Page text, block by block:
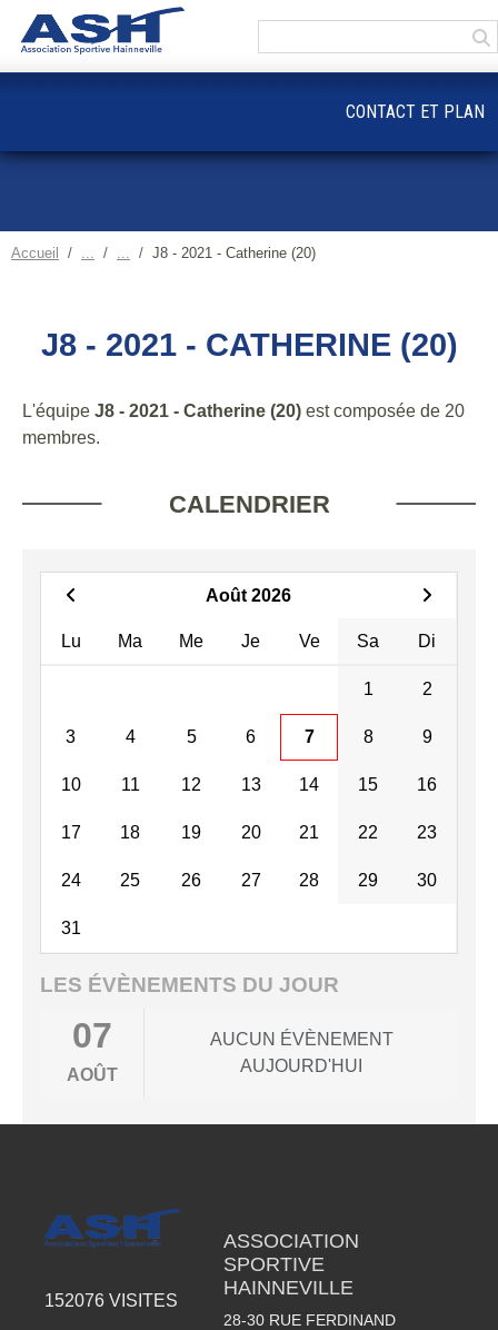
Accueil J8 - 2021 - Catherine (20)
J8 - 2021 - CATHERINE (20)
L'équipe J8 - 2021 - Catherine (20) est composée de 20
membres.
CALENDRIER
Août 2026
Lu Ma Me Je Ve Sa Di
1 2
3 4 5 6 7 8 9
10 11 12 13 14 15 16
17 18 19 20 21 22 23
24 25 26 27 28 29 30
31
LES ÉVÈNEMENTS DU JOUR
07
AOÛT
AUCUN ÉVÈNEMENT
AUJOURD'HUI
CONTACT ET PLAN
152076 VISITES
ASSOCIATION
SPORTIVE
HAINNEVILLE
28-30 RUE FERDINAND
Panneau de gestion des cookies